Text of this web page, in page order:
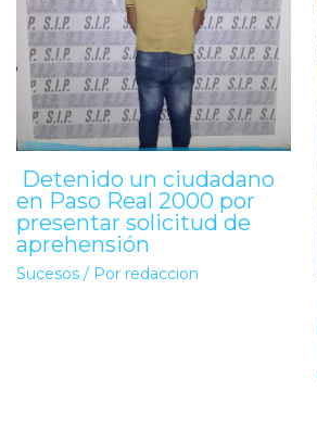
Detenido un ciudadano
en Paso Real 2000 por
presentar solicitud de
aprehensión
Sucesos / Por redaccion